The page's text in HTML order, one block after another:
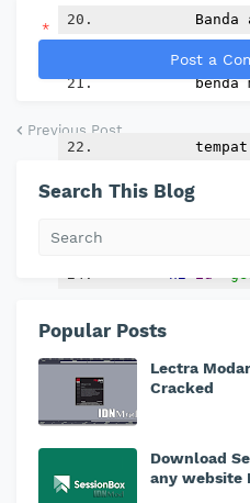
Banda adalah
benda mati.
tempat
<img
Kota
raksasa,[9]
*
Post a
Previous Post
Search This Blog
Popular Posts
Lectra
Cracked
Download
any website